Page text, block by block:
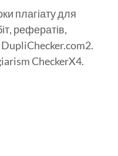
плагіату для
рефератів,
DupliChecker.com2.
CheckerX4.